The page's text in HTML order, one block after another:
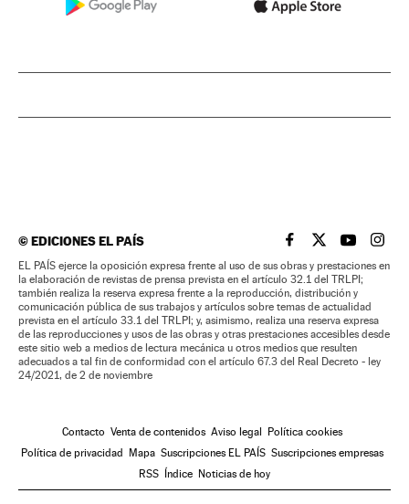
©EDICIONES EL PAÍS EL PAÍS BRASIL EN
EL PAÍSEL PAÍS
EL
EL PAÍS ejerce la oposición expresa frente al uso de sus obras y prestaciones en
la elaboración de revistas de prensa prevista en el artículo 32.1 del TRLPI;
también realiza la reserva expresa frente a la reproducción, distribución y
comunicación pública de sus trabajos y artículos sobre temas de actualidad
prevista en el artículo 33.1 del TRLPI; y, asimismo, realiza una reserva expresa
de las reproducciones y usos de las obras y otras prestaciones accesibles desde
este sitio web a medios de lectura mecánica u otros medios que resulten
adecuados a tal fin de conformidad con el artículo 67.3 del Real Decreto - ley
24/2021, de 2 de noviembre
Contacto Venta de contenidos Aviso legal
Política cookies
Política de privacidad
Mapa Suscripciones EL PAÍS Suscripciones empresas
RSS
Índice Noticias de hoy